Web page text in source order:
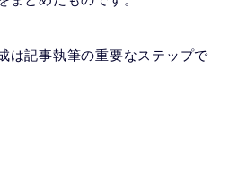
は記事執筆の重要なステップで